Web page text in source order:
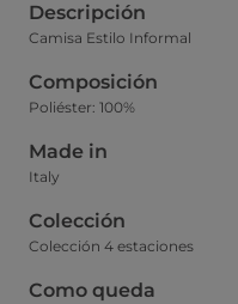
Descripción
Camisa Estilo Informal
Composición
Poliéster: 100%
Made in
Italy
Colección
Colección 4 estaciones
Como queda